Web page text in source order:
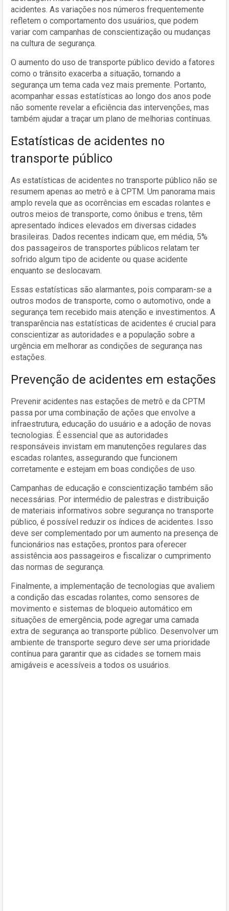
acidentes. As variações nos números frequentemente
refletem o comportamento dos usuários, que podem
variar com campanhas de conscientização ou mudanças
na cultura de segurança.
O aumento do uso de transporte público devido a fatores
como o trânsito exacerba a situação, tornando a
segurança um tema cada vez mais premente. Portanto,
acompanhar essas estatísticas ao longo dos anos pode
não somente revelar a eficiência das intervenções, mas
também ajudar a traçar um plano de melhorias contínuas.
Estatísticas de acidentes no
transporte público
As estatísticas de acidentes no transporte público não se
resumem apenas ao metrô e à CPTM. Um panorama mais
amplo revela que as ocorrências em escadas rolantes e
outros meios de transporte, como ônibus e trens, têm
apresentado índices elevados em diversas cidades
brasileiras. Dados recentes indicam que, em média, 5%
dos passageiros de transportes públicos relatam ter
sofrido algum tipo de acidente ou quase acidente
enquanto se deslocavam.
Essas estatísticas são alarmantes, pois comparam-se a
outros modos de transporte, como o automotivo, onde a
segurança tem recebido mais atenção e investimentos. A
transparência nas estatísticas de acidentes é crucial para
conscientizar as autoridades e a população sobre a
urgência em melhorar as condições de segurança nas
estações.
Prevenção de acidentes em estações
Prevenir acidentes nas estações de metrô e da CPTM
passa por uma combinação de ações que envolve a
infraestrutura, educação do usuário e a adoção de novas
tecnologias. É essencial que as autoridades
responsáveis invistam em manutenções regulares das
escadas rolantes, assegurando que funcionem
corretamente e estejam em boas condições de uso.
Campanhas de educação e conscientização também são
necessárias. Por intermédio de palestras e distribuição
de materiais informativos sobre segurança no transporte
público, é possível reduzir os índices de acidentes. Isso
deve ser complementado por um aumento na presença de
funcionários nas estações, prontos para oferecer
assistência aos passageiros e fiscalizar o cumprimento
das normas de segurança.
Finalmente, a implementação de tecnologias que avaliem
a condição das escadas rolantes, como sensores de
movimento e sistemas de bloqueio automático em
situações de emergência, pode agregar uma camada
extra de segurança ao transporte público. Desenvolver um
ambiente de transporte seguro deve ser uma prioridade
contínua para garantir que as cidades se tornem mais
amigáveis e acessíveis a todos os usuários.